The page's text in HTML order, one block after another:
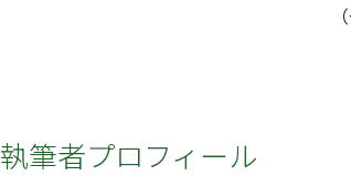
執筆者プロフィール